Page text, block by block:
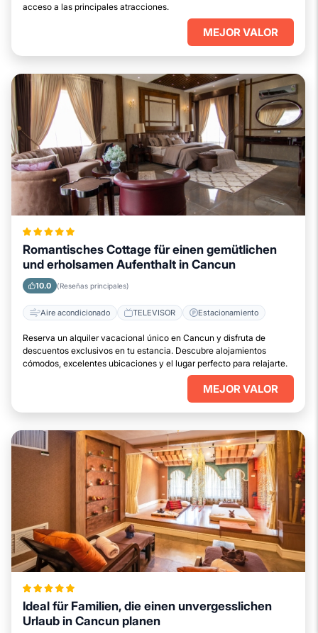
acceso a las principales atracciones.
MEJOR VALOR
Romantisches Cottage für einen gemütlichen
und erholsamen Aufenthalt in Cancun
10.0 (Reseñas principales)
Aire acondicionado TELEVISOR Estacionamiento
Reserva un alquiler vacacional único en Cancun y disfruta de
descuentos exclusivos en tu estancia. Descubre alojamientos
cómodos, excelentes ubicaciones y el lugar perfecto para relajarte.
MEJOR VALOR
Ideal für Familien, die einen unvergesslichen
Urlaub in Cancun planen